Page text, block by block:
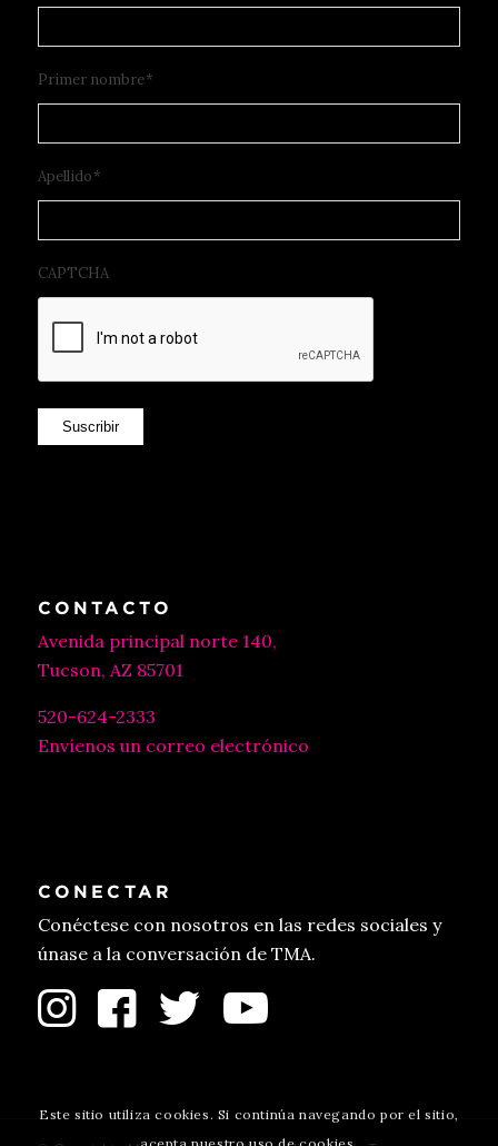
Primer nombre*
Apellido*
CAPTCHA
Suscribir
CONTACTO
Avenida principal norte 140,
Tucson, AZ 85701
520-624-2333
Envíenos un correo electrónico
CONECTAR
Conéctese con nosotros en las redes sociales y
únase a la conversación de TMA.
Este sitio utiliza cookies. Si continúa navegando por el sitio,